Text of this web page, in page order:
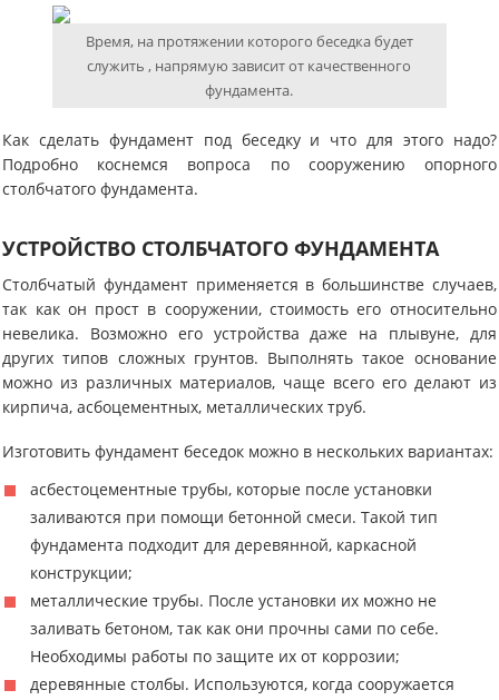
Время, на протяжении которого беседка будет
служить , напрямую зависит от качественного
фундамента.
Как сделать фундамент под беседку и что для этого надо?
Подробно коснемся вопроса по сооружению опорного
столбчатого фундамента.
УСТРОЙСТВО СТОЛБЧАТОГО ФУНДАМЕНТА
Столбчатый фундамент применяется в большинстве случаев,
так как он прост в сооружении, стоимость его относительно
невелика. Возможно его устройства даже на плывуне, для
других типов сложных грунтов. Выполнять такое основание
можно из различных материалов, чаще всего его делают из
кирпича, асбоцементных, металлических труб.
Изготовить фундамент беседок можно в нескольких вариантах:
асбестоцементные трубы, которые после установки
заливаются при помощи бетонной смеси. Такой тип
фундамента подходит для деревянной, каркасной
конструкции;
металлические трубы. После установки их можно не
заливать бетоном, так как они прочны сами по себе.
Необходимы работы по защите их от коррозии;
деревянные столбы. Используются, когда сооружается